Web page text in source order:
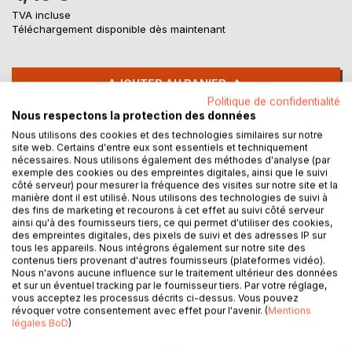
TVA incluse
Téléchargement disponible dès maintenant
AJOUTER AU PANIER
Ajouter à ma liste d'envies
Laisser un avis
DESCRIPTION
Quand Jean Pierre Ceton lui a dit qu'il écrivait, Diana
Cherop Ngaina, jeune femme africaine découvrant le
Politique de confidentialité
Nous respectons la protection des données
Nous utilisons des cookies et des technologies similaires sur notre
site web. Certains d'entre eux sont essentiels et techniquement
nécessaires. Nous utilisons également des méthodes d'analyse (par
exemple des cookies ou des empreintes digitales, ainsi que le suivi
côté serveur) pour mesurer la fréquence des visites sur notre site et la
manière dont il est utilisé. Nous utilisons des technologies de suivi à
des fins de marketing et recourons à cet effet au suivi côté serveur
ainsi qu'à des fournisseurs tiers, ce qui permet d'utiliser des cookies,
des empreintes digitales, des pixels de suivi et des adresses IP sur
tous les appareils. Nous intégrons également sur notre site des
contenus tiers provenant d'autres fournisseurs (plateformes vidéo).
Nous n'avons aucune influence sur le traitement ultérieur des données
et sur un éventuel tracking par le fournisseur tiers. Par votre réglage,
vous acceptez les processus décrits ci-dessus. Vous pouvez
révoquer votre consentement avec effet pour l'avenir. (Mentions
légales BoD)